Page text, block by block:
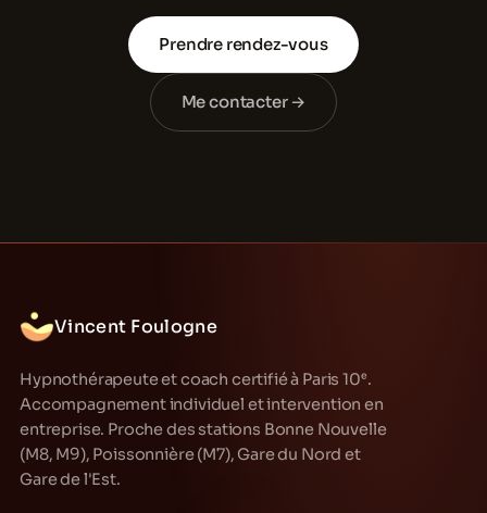
Prendre rendez-vous
Me contacter →
Vincent Foulogne
Hypnothérapeute et coach certifié à Paris 10ᵉ.
Accompagnement individuel et intervention en
entreprise. Proche des stations Bonne Nouvelle
(M8, M9), Poissonnière (M7), Gare du Nord et
Gare de l'Est.